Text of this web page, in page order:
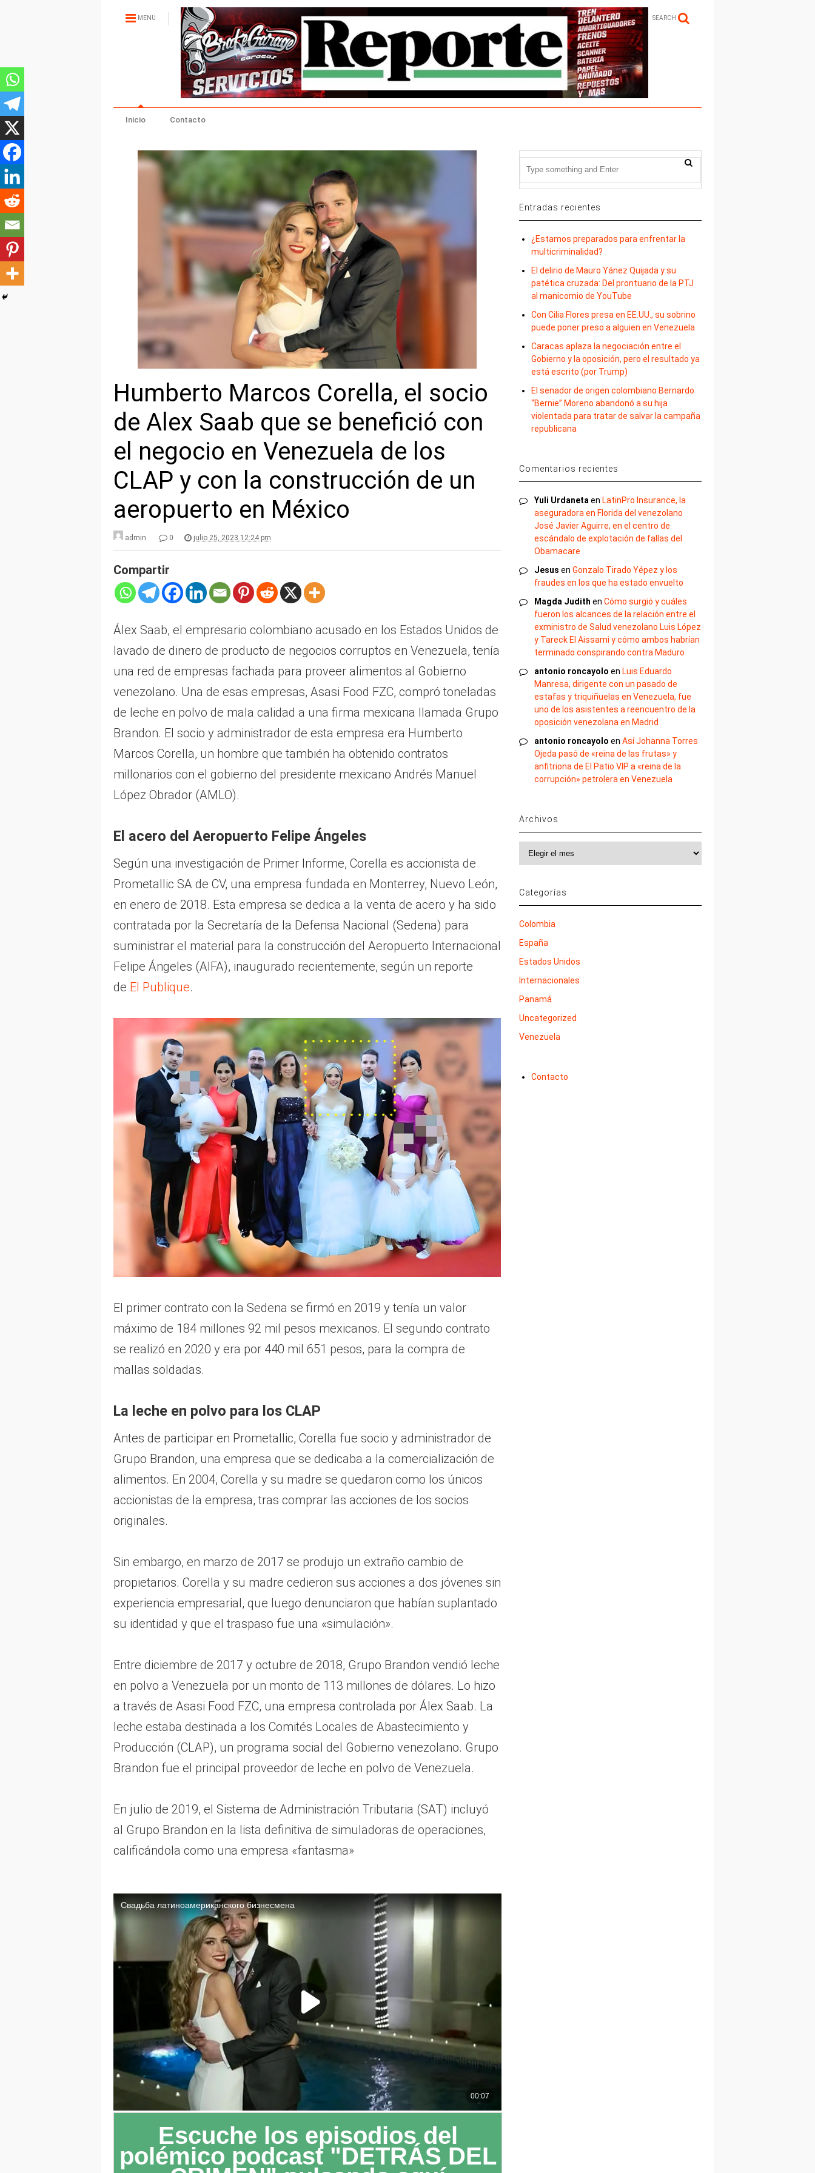
MENU SEARCH
Inicio Contacto
Humberto Marcos Corella, el socio
de Alex Saab que se benefició con
el negocio en Venezuela de los
CLAP y con la construcción de un
aeropuerto en México
admin 0 julio 25, 2023 12:24 pm
Compartir
Álex Saab, el empresario colombiano acusado en los Estados Unidos de
lavado de dinero de producto de negocios corruptos en Venezuela, tenía
una red de empresas fachada para proveer alimentos al Gobierno
venezolano. Una de esas empresas, Asasi Food FZC, compró toneladas
de leche en polvo de mala calidad a una firma mexicana llamada Grupo
Brandon. El socio y administrador de esta empresa era Humberto
Marcos Corella, un hombre que también ha obtenido contratos
millonarios con el gobierno del presidente mexicano Andrés Manuel
López Obrador (AMLO).
El acero del Aeropuerto Felipe Ángeles
Según una investigación de Primer Informe, Corella es accionista de
Prometallic SA de CV, una empresa fundada en Monterrey, Nuevo León,
en enero de 2018. Esta empresa se dedica a la venta de acero y ha sido
contratada por la Secretaría de la Defensa Nacional (Sedena) para
suministrar el material para la construcción del Aeropuerto Internacional
Felipe Ángeles (AIFA), inaugurado recientemente, según un reporte
de El Publique.
El primer contrato con la Sedena se firmó en 2019 y tenía un valor
máximo de 184 millones 92 mil pesos mexicanos. El segundo contrato
se realizó en 2020 y era por 440 mil 651 pesos, para la compra de
mallas soldadas.
La leche en polvo para los CLAP
Antes de participar en Prometallic, Corella fue socio y administrador de
Grupo Brandon, una empresa que se dedicaba a la comercialización de
alimentos. En 2004, Corella y su madre se quedaron como los únicos
accionistas de la empresa, tras comprar las acciones de los socios
originales.
Sin embargo, en marzo de 2017 se produjo un extraño cambio de
propietarios. Corella y su madre cedieron sus acciones a dos jóvenes sin
experiencia empresarial, que luego denunciaron que habían suplantado
su identidad y que el traspaso fue una «simulación».
Entre diciembre de 2017 y octubre de 2018, Grupo Brandon vendió leche
en polvo a Venezuela por un monto de 113 millones de dólares. Lo hizo
a través de Asasi Food FZC, una empresa controlada por Álex Saab. La
leche estaba destinada a los Comités Locales de Abastecimiento y
Producción (CLAP), un programa social del Gobierno venezolano. Grupo
Brandon fue el principal proveedor de leche en polvo de Venezuela.
En julio de 2019, el Sistema de Administración Tributaria (SAT) incluyó
al Grupo Brandon en la lista definitiva de simuladoras de operaciones,
calificándola como una empresa «fantasma»
Escuche los episodios del
polémico podcast "DETRÁS DEL
Entradas recientes
¿Estamos preparados para enfrentar la
multicriminalidad?
El delirio de Mauro Yánez Quijada y su
patética cruzada: Del prontuario de la PTJ
al manicomio de YouTube
Con Cilia Flores presa en EE.UU., su sobrino
puede poner preso a alguien en Venezuela
Caracas aplaza la negociación entre el
Gobierno y la oposición, pero el resultado ya
está escrito (por Trump)
El senador de origen colombiano Bernardo
“Bernie” Moreno abandonó a su hija
violentada para tratar de salvar la campaña
republicana
Comentarios recientes
Yuli Urdaneta en LatinPro Insurance, la
aseguradora en Florida del venezolano
José Javier Aguirre, en el centro de
escándalo de explotación de fallas del
Obamacare
Jesus enGonzalo Tirado Yépez y los
fraudes en los que ha estado envuelto
Magda Judith enCómo surgió y cuáles
fueron los alcances de la relación entre el
exministro de Salud venezolano Luis López
y Tareck El Aissami y cómo ambos habrían
terminado conspirando contra Maduro
antonio roncayolo en Luis Eduardo
Manresa, dirigente con un pasado de
estafas y triquiñuelas en Venezuela, fue
uno de los asistentes a reencuentro de la
oposición venezolana en Madrid
antonio roncayolo enAsí Johanna Torres
Ojeda pasó de «reina de las frutas» y
anfitriona de El Patio VIP a «reina de la
corrupción» petrolera en Venezuela
Archivos
Categorías
Colombia
España
Estados Unidos
Internacionales
Panamá
Uncategorized
Venezuela
Contacto